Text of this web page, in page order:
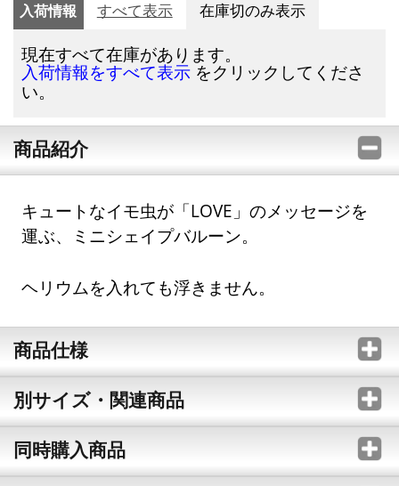
入荷情報 すべて表示 在庫切のみ表示
現在すべて在庫があります。
入荷情報をすべて表示 をクリックしてくださ
い。
商品紹介
キュートなイモ虫が「LOVE」のメッセージを
運ぶ、ミニシェイプバルーン。
ヘリウムを入れても浮きません。
商品仕様
別サイズ・関連商品
同時購入商品